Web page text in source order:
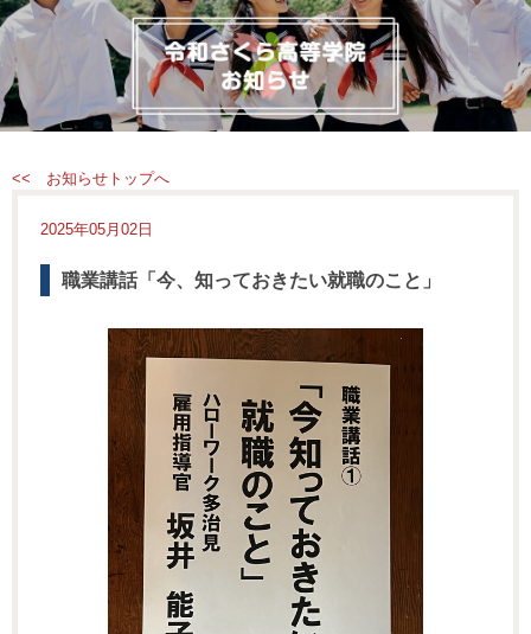
<< お知らせトップへ
2025年05月02日
職業講話「今、知っておきたい就職のこと」